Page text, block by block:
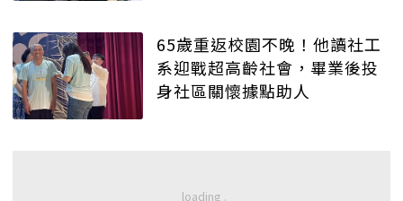
65歲重返校園不晚！他讀社工
系迎戰超高齡社會，畢業後投
身社區關懷據點助人